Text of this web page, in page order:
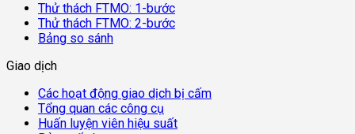
Thử thách FTMO: 1-bước
Thử thách FTMO: 2-bước
Bảng so sánh
Giao dịch
Các hoạt động giao dịch bị cấm
Tổng quan các công cụ
Huấn luyện viên hiệu suất